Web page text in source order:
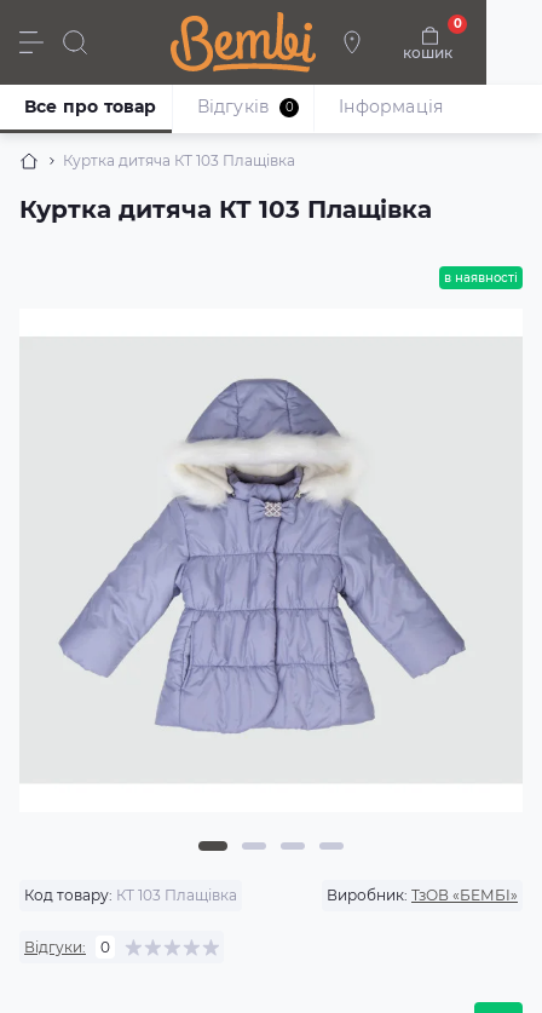
кошик
0
Дівчата Хлопці Немовлята Взуття
Куртка дитяча КТ 103 Плащівка
Куртка дитяча КТ 103 Плащівка
Все про товар Відгуків 0 Iнформація
в наявності
Код товару: КТ 103 Плащівка Виробник: ТзОВ «БЕМБІ»
Відгуки: 0